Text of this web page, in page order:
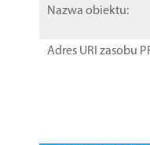
Nazwa obiektu:
Adres URI zasobu